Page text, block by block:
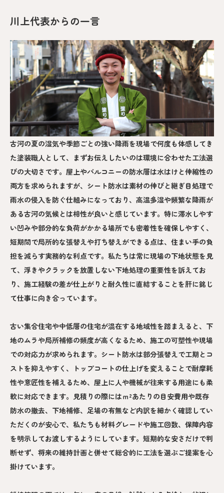
川上代表からの一言
古河の夏の湿気や季節ごとの強い降雨を現場で何度も体感してき
た塗装職人として、まずお伝えしたいのは環境に合わせた工法選
びの大切さです。屋上やバルコニーの防水層は水はけと伸縮性の
両方を求められますが、シート防水は素材の伸びと継ぎ目処理で
雨水の侵入を防ぐ仕組みになっており、高温多湿や頻繁な降雨が
ある古河の気候とは相性が良いと感じています。特に滞水しやす
い凹みや部分的な負荷がかかる場所でも密着性を確保しやすく、
短期間で局所的な張替えや打ち替えができる点は、住まい手の負
担を減らす実務的な利点です。私たちは常に現場の下地状態を見
て、浮きやクラックを放置しない下地処理の重要性を訴えてお
り、施工経験の差が仕上がりと耐久性に直結することを肝に銘じ
て仕事に向き合っています。
古い集合住宅や中低層の住宅が混在する地域性を踏まえると、下
地のムラや局所補修の頻度が高くなるため、施工の可塑性や現場
での対応力が求められます。シート防水は部分張替えで工期とコ
ストを抑えやすく、トップコートの仕上げを変えることで耐摩耗
性や意匠性を補えるため、屋上に人や機械が往来する用途にも柔
軟に対応できます。見積りの際にはｍ²あたりの目安費用や既存
防水の撤去、下地補修、足場の有無など内訳を細かく確認してい
ただくのが安心で、私たちも材料グレードや施工回数、保障内容
を明示してお渡しするようにしています。短期的な安さだけで判
断せず、将来の維持計画と併せて総合的に工法を選ぶご提案を心
掛けています。